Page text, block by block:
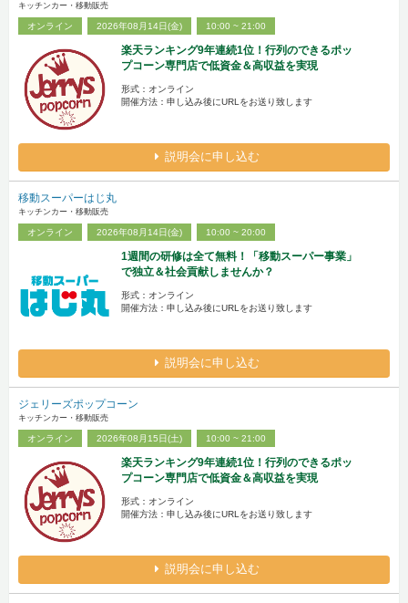
キッチンカー・移動販売
オンライン 2026年08月14日(金) 10:00 ~ 21:00
楽天ランキング9年連続1位！行列のできるポッ
プコーン専門店で低資金＆高収益を実現
形式：オンライン
開催方法：申し込み後にURLをお送り致します
説明会に申し込む
移動スーパーはじ丸
キッチンカー・移動販売
オンライン 2026年08月14日(金) 10:00 ~ 20:00
1週間の研修は全て無料！「移動スーパー事業」
で独立＆社会貢献しませんか？
形式：オンライン
開催方法：申し込み後にURLをお送り致します
説明会に申し込む
ジェリーズポップコーン
キッチンカー・移動販売
オンライン 2026年08月15日(土) 10:00 ~ 21:00
楽天ランキング9年連続1位！行列のできるポッ
プコーン専門店で低資金＆高収益を実現
形式：オンライン
開催方法：申し込み後にURLをお送り致します
説明会に申し込む